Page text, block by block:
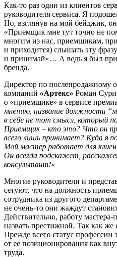
Как-то раз один из клиентов
руководителя сервиса. Я
Но, взглянув на мой бейджик,
«Приемщик мне тут точно не
многим из нас, приемщикам,
и приходится) слышать эту
и принимай»… А ведь я был
бренда.
Директор по послепродажному
компаний «Артекс» Роман
о «приемщике» в сервисе
мнению, название должности
в себе не тот смысл, который
Приемщик – кто это? Что он
всего лишь принимает? Куда я
Мой мастер работает для
Он всегда подскажет,
консультант!»
Многие руководители и
сетуют, что на должность
сотрудника из другого
не очень-то они жаждут
Действительно, работу
назвать престижной. Так как же
Прежде всего статус профессии
от ее позиционирования как
труда.